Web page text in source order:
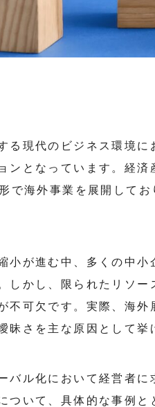
る現代のビジネス環境
ンとなっています。経
で海外事業を展開して
小が進む中、多くの中
しかし、限られたリソ
不可欠です。実際、海
昧さを主な原因として挙
バル化において経営者
ついて、具体的な事例と